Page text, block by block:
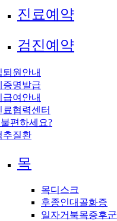
진료예약
검진예약
퇴원안내
증명발급
급여안내
료협력센터
편하세요?
추질환
목
목디스크
후종인대골화증
일자거북목증후군